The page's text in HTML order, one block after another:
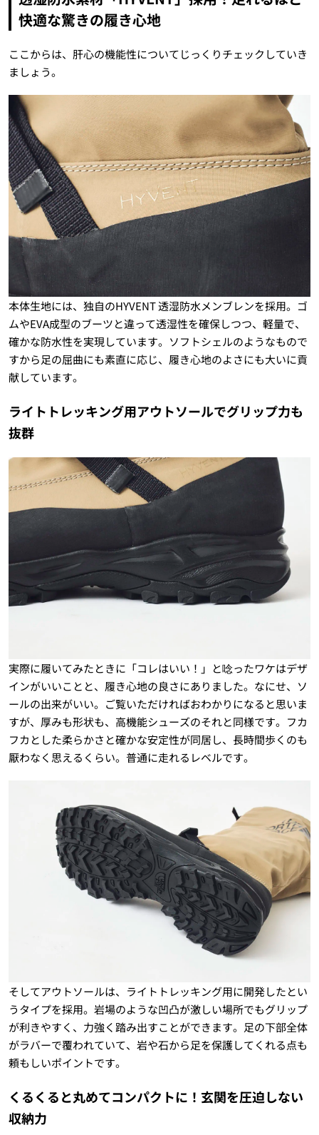
快適な驚きの履き心地
ここからは、肝心の機能性についてじっくりチェックしていき
ましょう。
本体生地には、独自のHYVENT 透湿防水メンブレンを採用。ゴ
ムやEVA成型のブーツと違って透湿性を確保しつつ、軽量で、
確かな防水性を実現しています。ソフトシェルのようなもので
すから足の屈曲にも素直に応じ、履き心地のよさにも大いに貢
献しています。
ライトトレッキング用アウトソールでグリップ力も
抜群
実際に履いてみたときに「コレはいい！」と唸ったワケはデザ
インがいいことと、履き心地の良さにありました。なにせ、ソ
ールの出来がいい。ご覧いただければおわかりになると思いま
すが、厚みも形状も、高機能シューズのそれと同様です。フカ
フカとした柔らかさと確かな安定性が同居し、長時間歩くのも
厭わなく思えるくらい。普通に走れるレベルです。
そしてアウトソールは、ライトトレッキング用に開発したとい
うタイプを採用。岩場のような凹凸が激しい場所でもグリップ
が利きやすく、力強く踏み出すことができます。足の下部全体
がラバーで覆われていて、岩や石から足を保護してくれる点も
頼もしいポイントです。
くるくると丸めてコンパクトに！玄関を圧迫しない
収納力